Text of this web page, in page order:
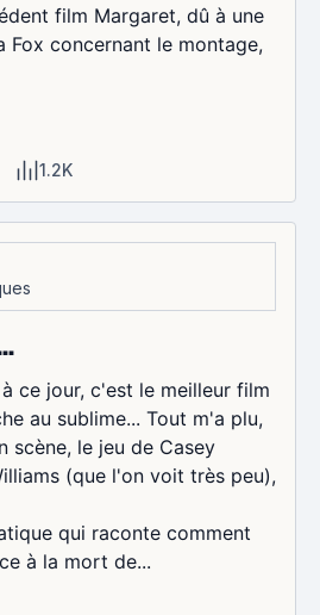
film Margaret, dû à une
Fox concernant le montage,
1.2K
ce jour, c'est le meilleur film
au sublime... Tout m'a plu,
scène, le jeu de Casey
(que l'on voit très peu),
qui raconte comment
à la mort de...